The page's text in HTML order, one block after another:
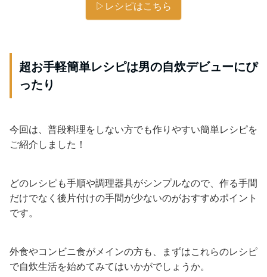
▷レシピはこちら
超お手軽簡単レシピは男の自炊デビューにぴ
ったり
今回は、普段料理をしない方でも作りやすい簡単レシピを
ご紹介しました！
どのレシピも手順や調理器具がシンプルなので、作る手間
だけでなく後片付けの手間が少ないのがおすすめポイント
です。
外食やコンビニ食がメインの方も、まずはこれらのレシピ
で自炊生活を始めてみてはいかがでしょうか。